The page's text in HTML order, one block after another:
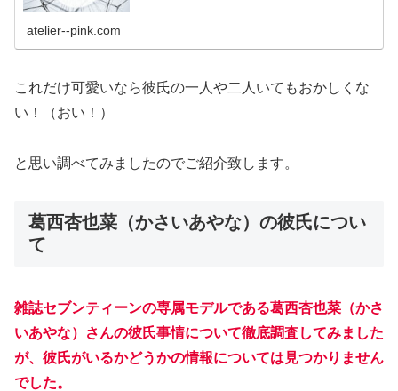
atelier--pink.com
これだけ可愛いなら彼氏の一人や二人いてもおかしくな
い！（おい！）
と思い調べてみましたのでご紹介致します。
葛西杏也菜（かさいあやな）の彼氏につい
て
雑誌セブンティーンの専属モデルである葛西杏也菜（かさ
いあやな）さんの彼氏事情について徹底調査してみました
が、彼氏がいるかどうかの情報については見つかりません
でした。